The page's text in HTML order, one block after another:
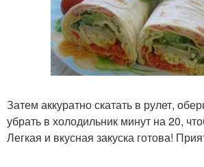
Затем аккуратно скатать в рулет,
убрать в холодильник минут на 20,
Легкая и вкусная закуска готова!